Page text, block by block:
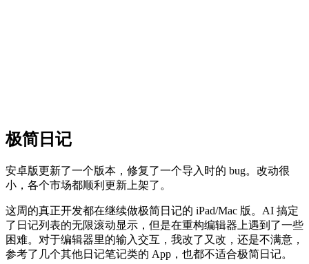
极简日记
安卓版更新了一个版本，修复了一个导入时的 bug。改动很
小，各个市场都顺利更新上架了。
这周的真正开发都在继续做极简日记的 iPad/Mac 版。AI 搞定
了日记列表的无限滚动显示，但是在重构编辑器上遇到了一些
困难。对于编辑器里的输入交互，我改了又改，还是不满意，
参考了几个其他日记笔记类的 App，也都不适合极简日记。